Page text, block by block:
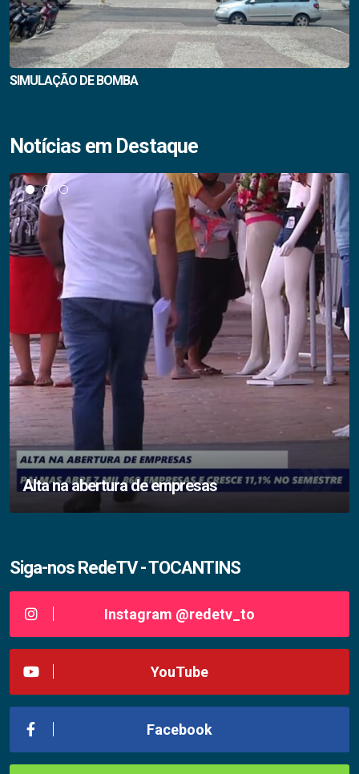
SIMULAÇÃO DE BOMBA
Notícias em Destaque
Alta na abertura de empresas
Siga-nos RedeTV - TOCANTINS
Instagram @redetv_to
YouTube
Facebook